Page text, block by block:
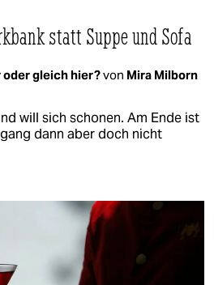
statt Suppe und Sofa
oder gleich hier?von Mira Milborn
will sich schonen. Am Ende ist
dann aber doch nicht